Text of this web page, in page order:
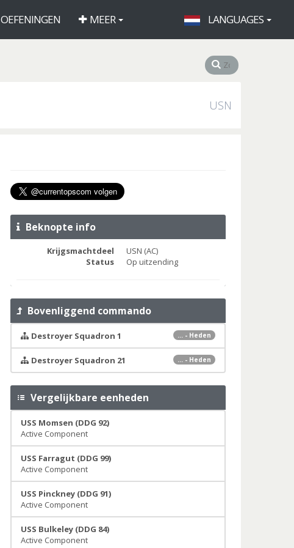
OEFENINGEN MEER LANGUAGES
USN
Beknopte info
Krijgsmachtdeel
USN (AC)
Status
Op uitzending
Bovenliggend commando
... - Heden
Destroyer Squadron 1
... - Heden
Destroyer Squadron 21
Vergelijkbare eenheden
USS Momsen (DDG 92)
Active Component
USS Farragut (DDG 99)
Active Component
USS Pinckney (DDG 91)
Active Component
USS Bulkeley (DDG 84)
Active Component